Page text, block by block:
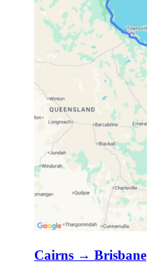
Cairns → Brisbane